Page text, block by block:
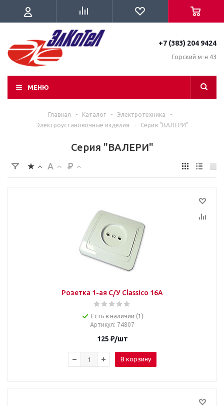
+7 (383) 204 9424
Горский м-н 43
МЕНЮ
Главная - Каталог - Электротехника
-
Электроустановочные изделия
- Серия "ВАЛЕРИ"
Серия "ВАЛЕРИ"
Розетка 1-ая С/У Classico 16A
Есть в наличии (1)
Артикул: 74807
125 ₽/шт
В корзину